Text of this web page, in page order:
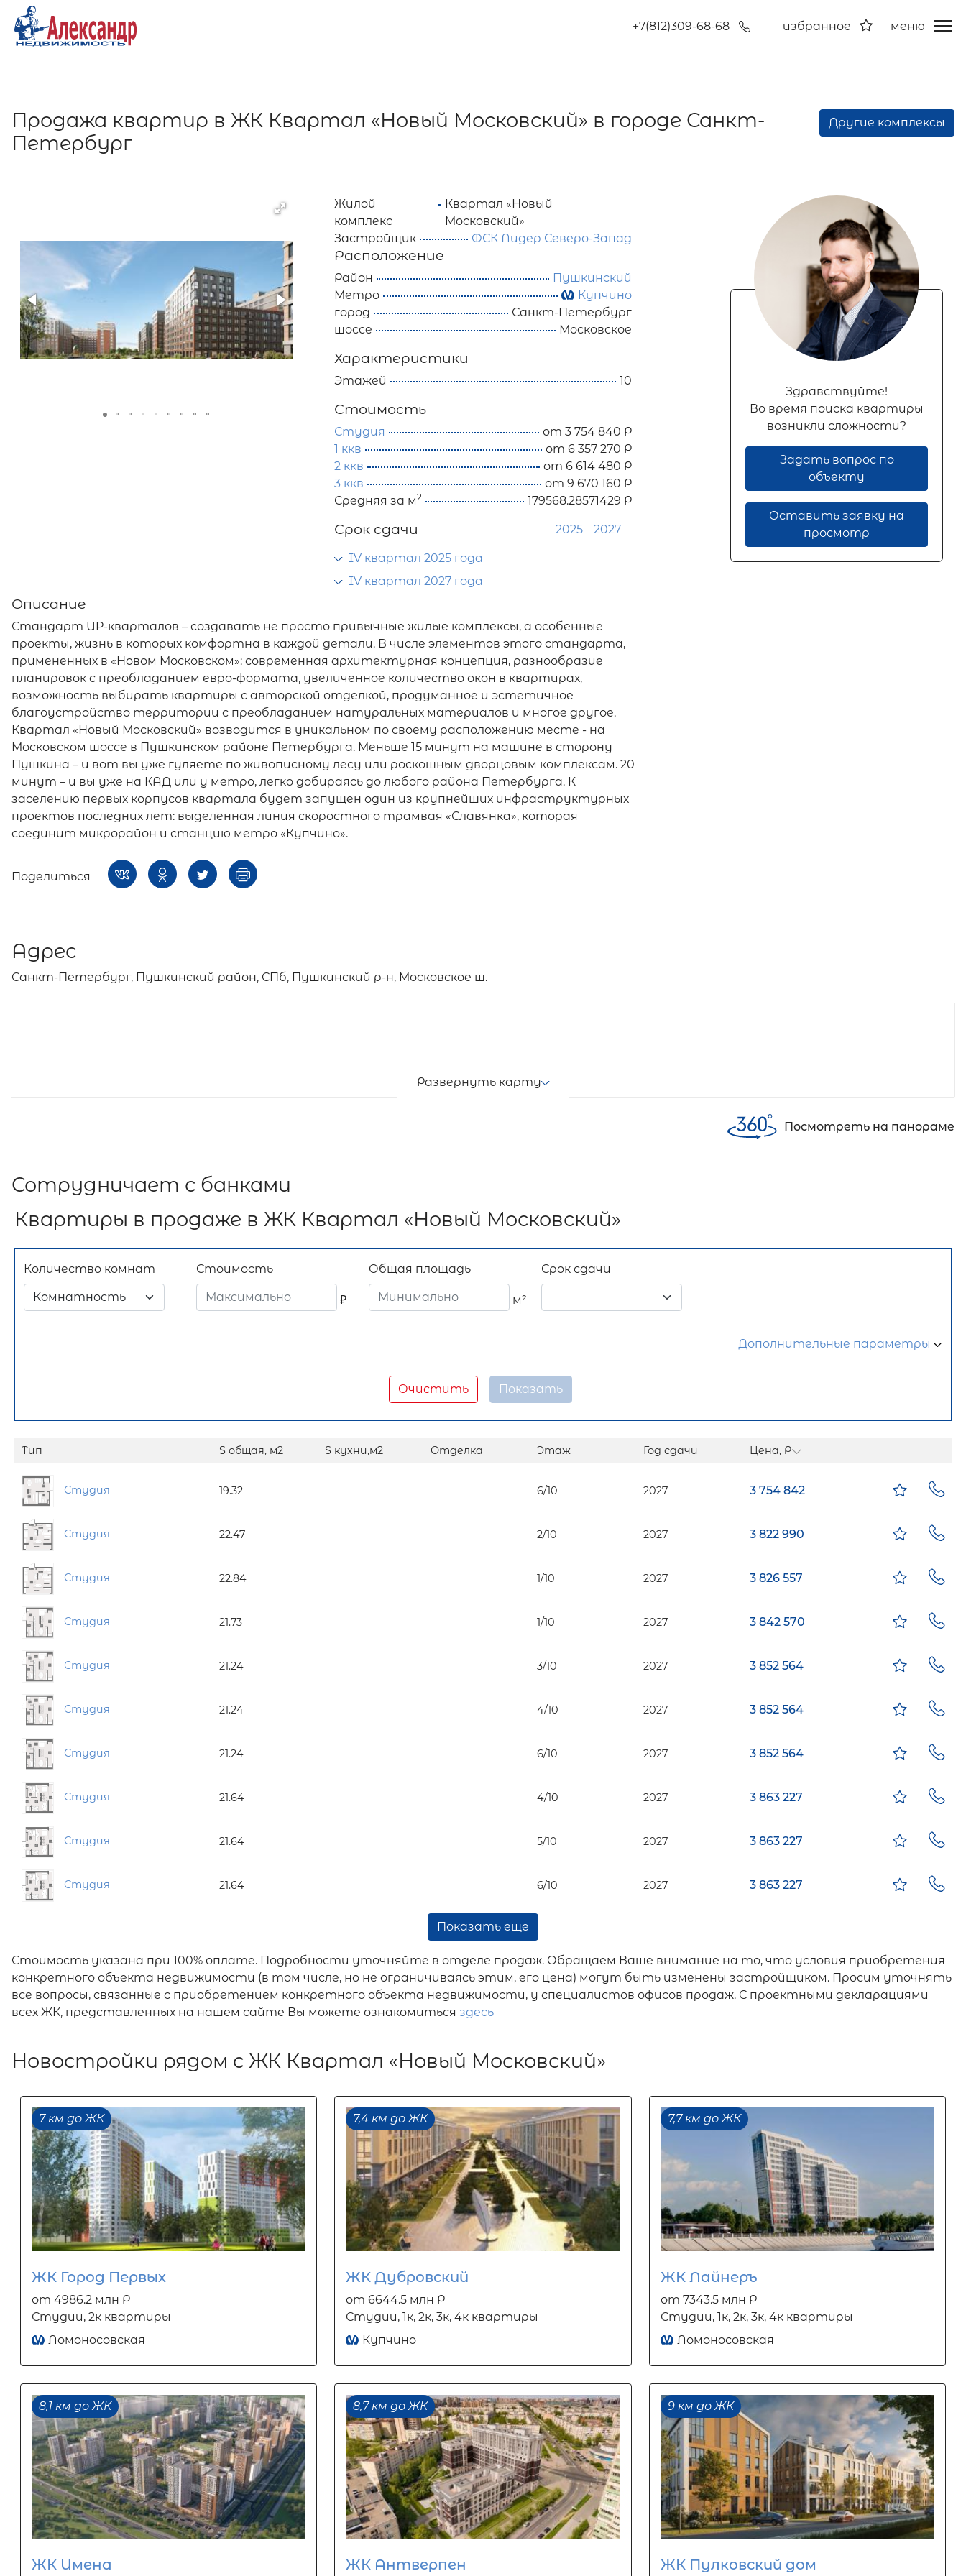
+7(812)309-68-68 избранное меню
Продажа квартир в ЖК Квартал «Новый Московский» в городе Санкт-
Петербург
Другие комплексы
Жилой
комплекс
Квартал «Новый
Московский»
Застройщик
ФСК Лидер Северо-Запад
Расположение
Район
Пушкинский
Метро
Купчино
город
Санкт-Петербург
шоссе
Московское
Характеристики
Этажей 10
Стоимость
Студия
от 3 754 840 Р
1 ккв
от 6 357 270 Р
2 ккв
от 6 614 480 Р
3 ккв
от 9 670 160 Р
Средняя за м2 179568.28571429 Р
Срок сдачи 2025 2027
IV квартал 2025 года
IV квартал 2027 года
Описание
Стандарт UP-кварталов – создавать не просто привычные жилые комплексы, а особенные
проекты, жизнь в которых комфортна в каждой детали. В числе элементов этого стандарта,
примененных в «Новом Московском»: современная архитектурная концепция, разнообразие
планировок с преобладанием евро-формата, увеличенное количество окон в квартирах,
возможность выбирать квартиры с авторской отделкой, продуманное и эстетичное
благоустройство территории с преобладанием натуральных материалов и многое другое.
Квартал «Новый Московский» возводится в уникальном по своему расположению месте - на
Московском шоссе в Пушкинском районе Петербурга. Меньше 15 минут на машине в сторону
Пушкина – и вот вы уже гуляете по живописному лесу или роскошным дворцовым комплексам. 20
минут – и вы уже на КАД или у метро, легко добираясь до любого района Петербурга. К
заселению первых корпусов квартала будет запущен один из крупнейших инфраструктурных
проектов последних лет: выделенная линия скоростного трамвая «Славянка», которая
соединит микрорайон и станцию метро «Купчино».
Здравствуйте!
Во время поиска квартиры
возникли сложности?
Задать вопрос по
объекту
Оставить заявку на
просмотр
Поделиться
Адрес
Санкт-Петербург, Пушкинский район, СПб, Пушкинский р-н, Московское ш.
Развернуть карту
Посмотреть на панораме
Сотрудничает с банками
Квартиры в продаже в ЖК Квартал «Новый Московский»
Количество комнат
Комнатность
Стоимость
₽
Общая площадь
м²
Срок сдачи
Дополнительные параметры
Очистить
Тип S общая, м2 S кухни,м2 Отделка Этаж Год сдачи Цена, Р
Студия 19.32 6/10 2027 3 754 842
Студия 22.47 2/10 2027 3 822 990
Студия 22.84 1/10 2027 3 826 557
Студия 21.73 1/10 2027 3 842 570
Студия 21.24 3/10 2027 3 852 564
Студия 21.24 4/10 2027 3 852 564
Студия 21.24 6/10 2027 3 852 564
Студия 21.64 4/10 2027 3 863 227
Студия 21.64 5/10 2027 3 863 227
Студия 21.64 6/10 2027 3 863 227
Показать еще
Стоимость указана при 100% оплате. Подробности уточняйте в отделе продаж. Обращаем Ваше внимание на то, что условия приобретения
конкретного объекта недвижимости (в том числе, но не ограничиваясь этим, его цена) могут быть изменены застройщиком. Просим уточнять
все вопросы, связанные с приобретением конкретного объекта недвижимости, у специалистов офисов продаж. С проектными декларациями
всех ЖК, представленных на нашем сайте Вы можете ознакомиться здесь
Новостройки рядом с ЖК Квартал «Новый Московский»
7 км до ЖК
ЖК Город Первых
от 4986.2 млн Р
Студии, 2к квартиры
Ломоносовская
7,4 км до ЖК
ЖК Дубровский
от 6644.5 млн Р
Студии, 1к, 2к, 3к, 4к квартиры
Купчино
7,7 км до ЖК
ЖК Лайнеръ
от 7343.5 млн Р
Студии, 1к, 2к, 3к, 4к квартиры
Ломоносовская
8,1 км до ЖК
ЖК Имена
8,7 км до ЖК
ЖК Антверпен
9 км до ЖК
ЖК Пулковский дом